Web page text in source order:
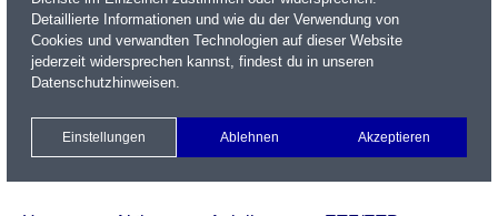
Name / WKN / ISIN / Kürzel
Xetra Realtime
Watchlist Portfolio Login
Detaillierte Informationen und wie du der Verwendung von
Cookies und verwandten Technologien auf dieser Website
jederzeit widersprechen kannst, findest du in unseren
Datenschutzhinweisen.
Einstellungen Ablehnen Akzeptieren